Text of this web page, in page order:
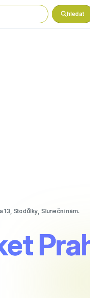
hledat
13, Stodůlky, Sluneční nám.